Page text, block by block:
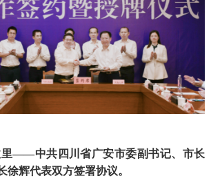
里——中共四川省广安市委副书记、市长
徐辉代表双方签署协议。